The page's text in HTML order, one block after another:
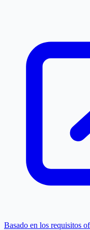
Basado en los requisitos